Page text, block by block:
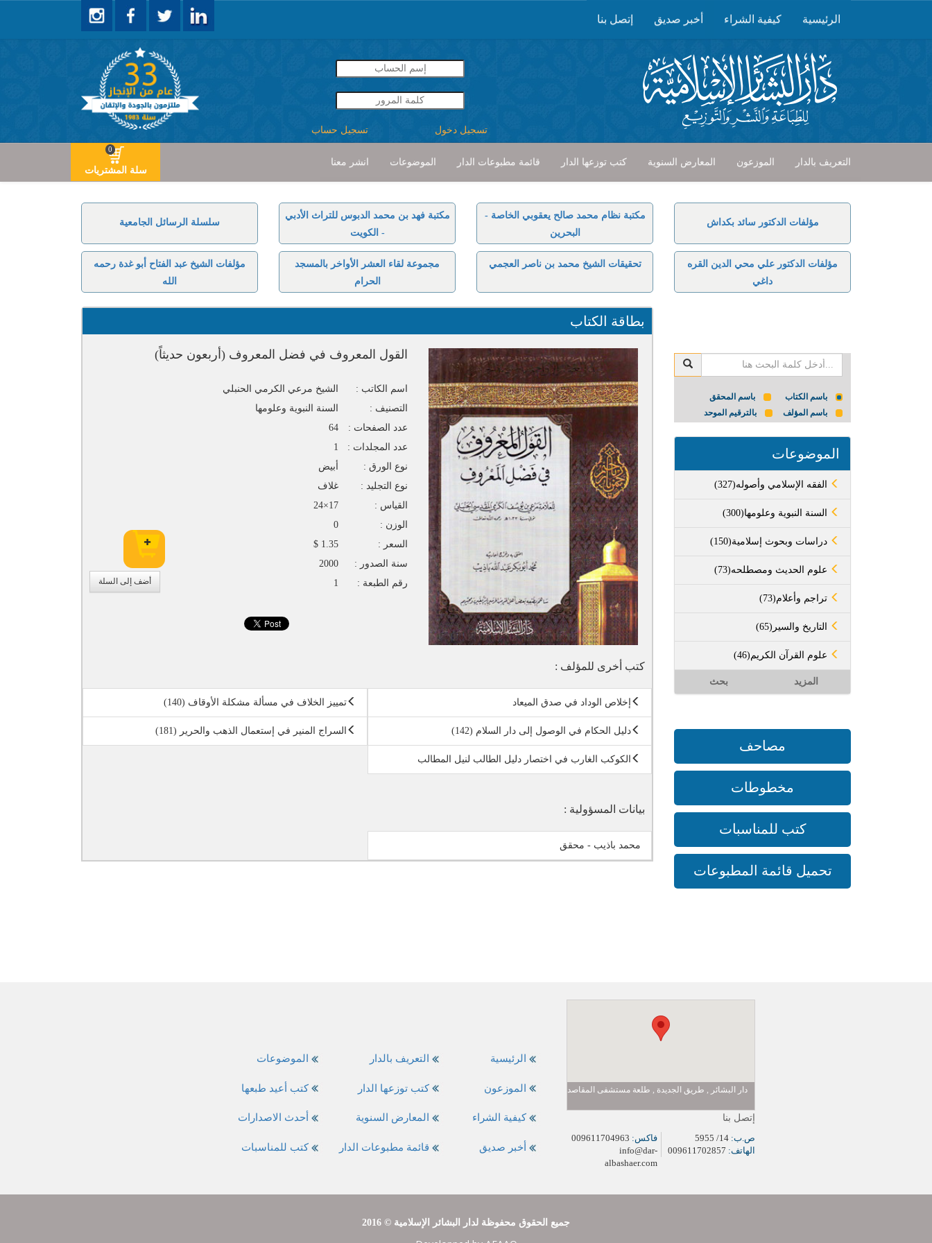
الرئيسية كيفية الشراء أخبر صديق إتصل بنا
تسجيل دخول تسجيل حساب
التعريف بالدار الموزعون المعارض السنوية كتب توزعها الدار قائمة مطبوعات الدار الموضوعات
انشر معنا
سلة المشتريات
0
سلسلة الرسائل الجامعية
مكتبة فهد بن محمد الدبوس للتراث الأدبي
- الكويت
مكتبة نظام محمد صالح يعقوبي الخاصة -
البحرين
مؤلفات الدكتور سائد بكداش
مؤلفات الشيخ عبد الفتاح أبو غدة رحمه
الله
مجموعة لقاء العشر الأواخر بالمسجد
الحرام
تحقيقات الشيخ محمد بن ناصر العجمي
مؤلفات الدكتور علي محي الدين القره
داغي
بطاقة الكتاب
أضف إلى السلة
القول المعروف في فضل المعروف (أربعون حديثاً)
اسم الكاتب :
الشيخ مرعي الكرمي الحنبلي
التصنيف :
السنة النبوية وعلومها
عدد الصفحات :
64
عدد المجلدات :
1
نوع الورق :
أبيض
نوع التجليد :
غلاف
القياس :
17×24
الوزن :
0
السعر :
1.35 $
سنة الصدور :
2000
رقم الطبعة :
1
كتب أخرى للمؤلف :
إخلاص الوداد في صدق الميعاد تمييز الخلاف في مسألة مشكلة الأوقاف (140)
دليل الحكام في الوصول إلى دار السلام (142) السراج المنير في إستعمال الذهب والحرير (181)
الكوكب الغارب في اختصار دليل الطالب لنيل المطالب
بيانات المسؤولية :
محمد باذيب - محقق
باسم الكتاب
باسم المحقق
باسم المؤلف
بالترقيم الموحد
الموضوعات
بحث المزيد
مصاحف
مخطوطات
كتب للمناسبات
تحميل قائمة المطبوعات
الموضوعات
كتب أعيد طبعها
أحدث الاصدارات
كتب للمناسبات
التعريف بالدار
كتب توزعها الدار
المعارض السنوية
قائمة مطبوعات الدار
الرئيسية
الموزعون
كيفية الشراء
أخبر صديق
دار البشائر , طريق الجديدة , طلعة مستشفى المقاصد
إتصل بنا
ص.ب:
الهاتف:
فاكس:
info@dar-
albashaer.com
2016 © جميع الحقوق محفوظة لدار البشائر الإسلامية